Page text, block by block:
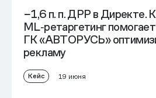
−1,6 п. п. ДРР в Директе.
ML‑ретаргетинг помогает
ГК «АВТОРУСЬ»
рекламу
Кейс 19 июня